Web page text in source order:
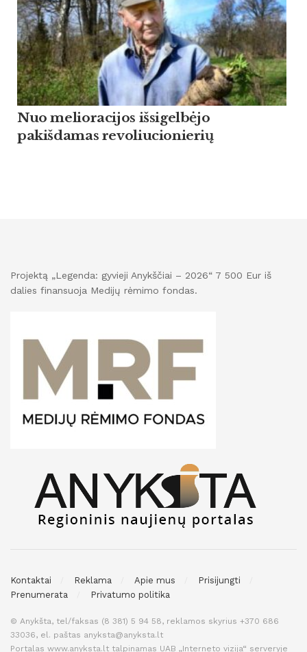
Nuo melioracijos išsigelbėjo
pakišdamas revoliucionierių
Projektą „Legenda: gyvieji Anykščiai – 2026“ 7 500 Eur iš
dalies finansuoja Medijų rėmimo fondas.
Kontaktai Reklama Apie mus
Prisijungti
Prenumerata
Privatumo politika
© Anykšta, tel/faksas (8 381) 5 94 58, reklamos skyrius +370 686
33036, el. paštas anyksta@anyksta.lt
Portalas www.anyksta.lt talpinamas UAB „Interneto vizija“ serveryje